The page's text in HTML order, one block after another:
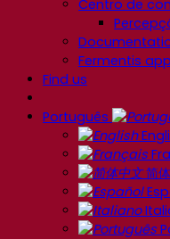
Centro de
Fermentis app
Find us
Português
简